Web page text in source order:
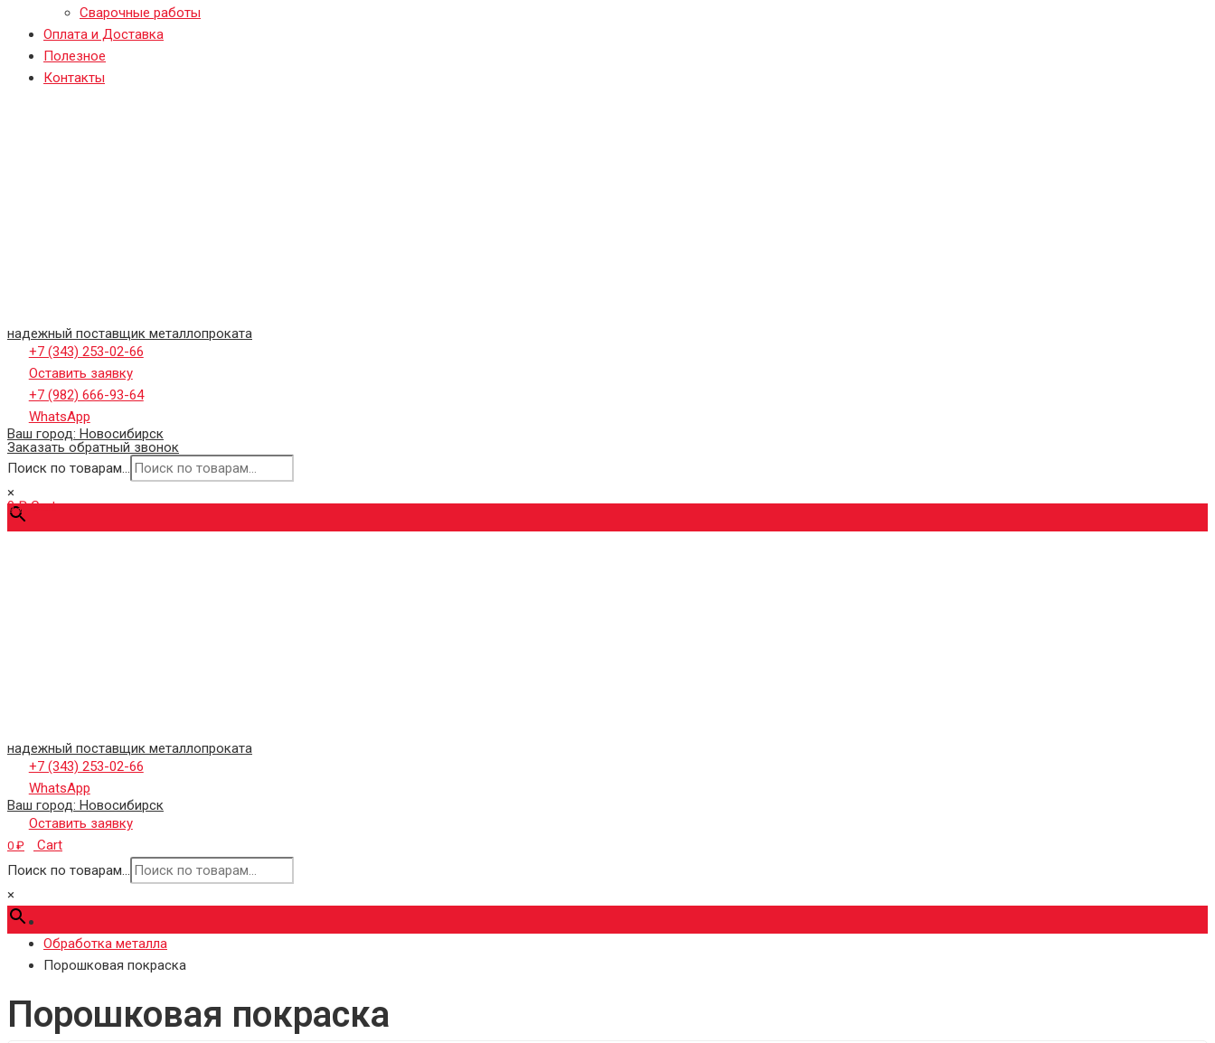
Сварочные работы
Оплата и Доставка
Полезное
Контакты
надежный поставщик металлопроката
+7 (343) 253-02-66
Оставить заявку
+7 (982) 666-93-64
WhatsApp
Ваш город: Новосибирск
Заказать обратный звонок
Поиск по товарам...
×
0₽ Cart
надежный поставщик металлопроката
+7 (343) 253-02-66
WhatsApp
Ваш город: Новосибирск
Оставить заявку
0 ₽
Cart
Поиск по товарам...
×
Обработка металла
Порошковая покраска
Порошковая покраска